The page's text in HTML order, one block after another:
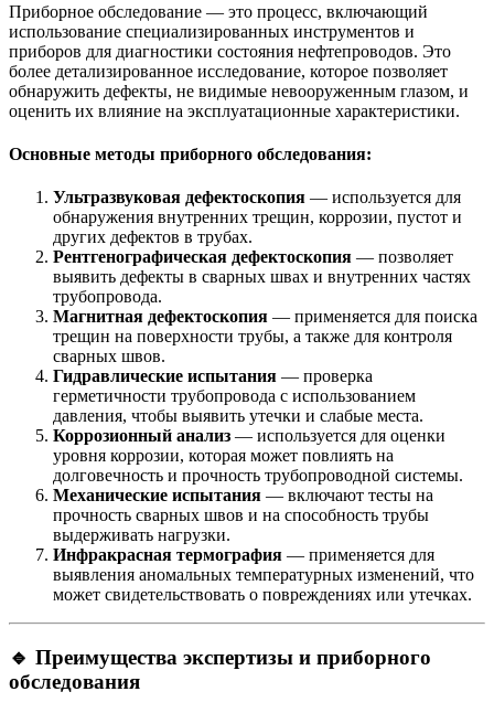
Приборное обследование — это процесс, включающий
использование специализированных инструментов и
приборов для диагностики состояния нефтепроводов. Это
более детализированное исследование, которое позволяет
обнаружить дефекты, не видимые невооруженным глазом, и
оценить их влияние на эксплуатационные характеристики.
Основные методы приборного обследования:
Ультразвуковая дефектоскопия — используется для
обнаружения внутренних трещин, коррозии, пустот и
других дефектов в трубах.
Рентгенографическая дефектоскопия — позволяет
выявить дефекты в сварных швах и внутренних частях
трубопровода.
Магнитная дефектоскопия — применяется для поиска
трещин на поверхности трубы, а также для контроля
сварных швов.
Гидравлические испытания — проверка
герметичности трубопровода с использованием
давления, чтобы выявить утечки и слабые места.
Коррозионный анализ — используется для оценки
уровня коррозии, которая может повлиять на
долговечность и прочность трубопроводной системы.
Механические испытания — включают тесты на
прочность сварных швов и на способность трубы
выдерживать нагрузки.
Инфракрасная термография — применяется для
выявления аномальных температурных изменений, что
может свидетельствовать о повреждениях или утечках.
🔹 Преимущества экспертизы и приборного
обследования